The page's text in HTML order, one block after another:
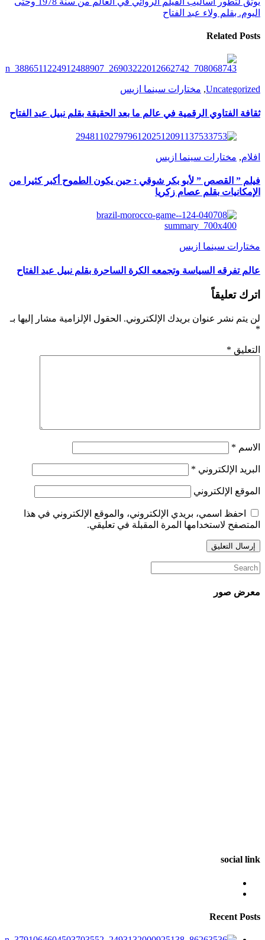
اليوم. بقلم ولاء عبد الفتاح
Related Posts
Uncategorized
, مختارات سينما ازيس
ثقافة الفتاوي الرقمية في عالم ما بعد الحقيقة بقلم نبيل عبد الفتاح
افلام, مختارات سينما ازيس
فيلم ” القصص ” لأبو بكر شوقي : حين يكون الطموح أكبر كثيرا من
الإمكانيات بقلم عصام زكريا
مختارات سينما ازيس
عالم تفرقه السياسة وتجمعه الكرة الساحرة بقلم نبيل عبد الفتاح
اترك تعليقاً
لن يتم نشر عنوان بريدك الإلكتروني. الحقول الإلزامية مشار إليها بـ
*
التعليق *
الاسم *
البريد الإلكتروني *
الموقع الإلكتروني
احفظ اسمي، بريدي الإلكتروني، والموقع الإلكتروني في هذا
المتصفح لاستخدامها المرة المقبلة في تعليقي.
معرض صور
social link
Recent Posts